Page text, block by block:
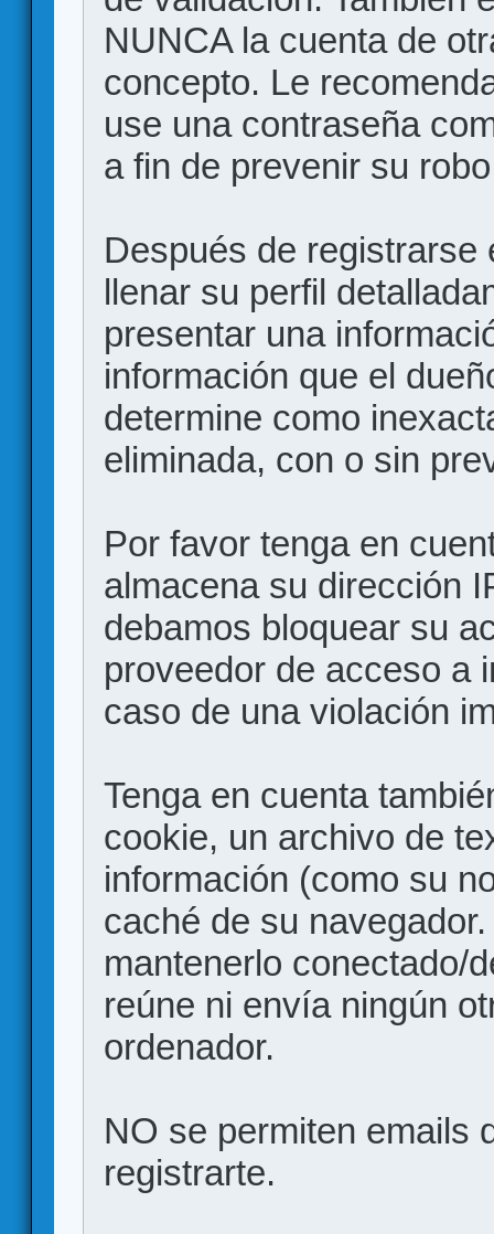
NUNCA la cuenta de
concepto. Le
use una contraseña
a fin de prevenir su
Después de registrarse
llenar su perfil
presentar una
información que el
determine como
eliminada, con o sin
Por favor tenga en
almacena su dirección
debamos bloquear su
proveedor de acceso a
caso de una violación
Tenga en cuenta
cookie, un archivo de
información (como su
caché de su
mantenerlo conectado/
reúne ni envía ningún
ordenador.
NO se permiten emails
registrarte.